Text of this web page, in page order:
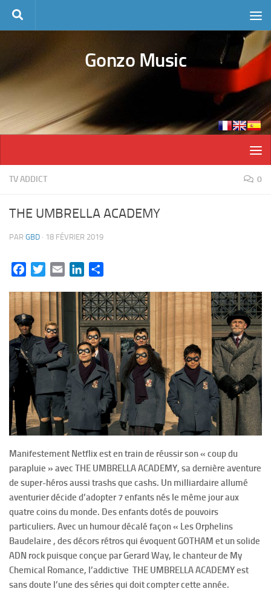
Skip to content
Gonzo Music
TV ADDICT 0
THE UMBRELLA ACADEMY
PAR GBD · 18 FÉVRIER 2019
FacebookTwitterEmail LinkedIn
Manifestement Netflix est en train de réussir son « coup du
parapluie » avec THE UMBRELLA ACADEMY, sa dernière aventure
de super-héros aussi trashs que cashs. Un milliardaire allumé
aventurier décide d’adopter 7 enfants nés le même jour aux
quatre coins du monde. Des enfants dotés de pouvoirs
particuliers. Avec un humour décalé façon « Les Orphelins
Baudelaire , des décors rétros qui évoquent GOTHAM et un solide
ADN rock puisque conçue par Gerard Way, le chanteur de My
Chemical Romance, l’addictive THE UMBRELLA ACADEMY est
sans doute l’une des séries qui doit compter cette année.